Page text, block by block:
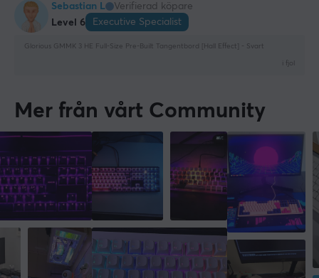
GARANTI
Sebastian L
Verifierad köpare
Level 6
Executive Specialist
Glorious GMMK 3 HE Full-Size Pre-Built Tangentbord [Hall Effect] - Svart
Mer från vårt Community